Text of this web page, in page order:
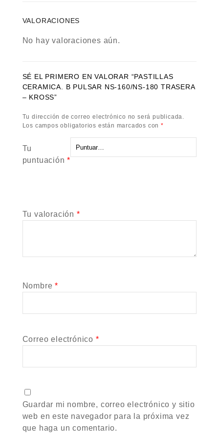
VALORACIONES
No hay valoraciones aún.
SÉ EL PRIMERO EN VALORAR “PASTILLAS
CERAMICA. B PULSAR NS-160/NS-180 TRASERA
– KROSS”
Tu dirección de correo electrónico no será publicada.
Los campos obligatorios están marcados con *
Tu
puntuación*
Tu valoración *
Nombre*
Correo electrónico *
Guardar mi nombre, correo electrónico y sitio
web en este navegador para la próxima vez
que haga un comentario.